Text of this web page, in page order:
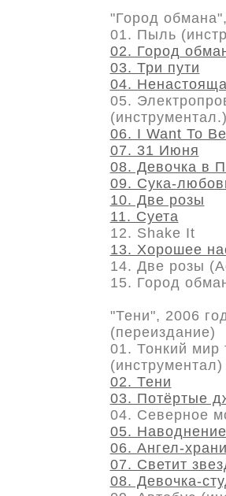
"Город
01. Пыль
02. Город
03. Три пути
04.
05.
(инструментал.)
06. I Want To
07. 31 Июня
08. Девочка в
09. Сука-
10. Две розы
11. Суета
12. Shake It
13. Хорошее
14. Две розы
15. Город
"Тени", 2006
(переиздание)
01. Тонкий мир
(инструментал)
02. Тени
03. Потёртые
04. Северное
05. Наводнение
06. Ангел-
07. Светит
08. Девочка-